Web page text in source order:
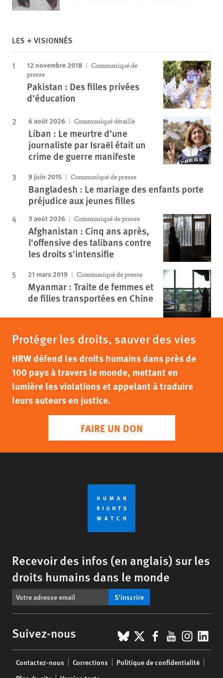
LES + VISIONNÉS
12 novembre 2018
Communiqué de
presse
Pakistan : Des filles privées
d’éducation
6 août 2026 Communiqué détaillé
Liban : Le meurtre d’une
journaliste par Israël était un
crime de guerre manifeste
9 juin 2015 Communiqué de presse
Bangladesh : Le mariage des enfants porte
préjudice aux jeunes filles
3 août 2026 Communiqué de presse
Afghanistan : Cinq ans après,
l'offensive des talibans contre
les droits s'intensifie
21 mars 2019 Communiqué de presse
Myanmar : Traite de femmes et
de filles transportées en Chine
Protéger les droits, sauver des vies
HRW défend les droits humains dans près de
100 pays à travers le monde, mettant en
lumière les violations et appelant à traduire
leurs auteurs en justice.
FAIRE UN DON
Recevoir des infos (en anglais) sur les
droits humains dans le monde
S’inscrire
Suivez-nous BlueSky
X Facebook
YouTube
menu
Contactez-nous Corrections
Politique de confidentialité